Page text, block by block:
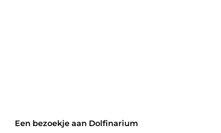
Een bezoekje aan Dolfinarium